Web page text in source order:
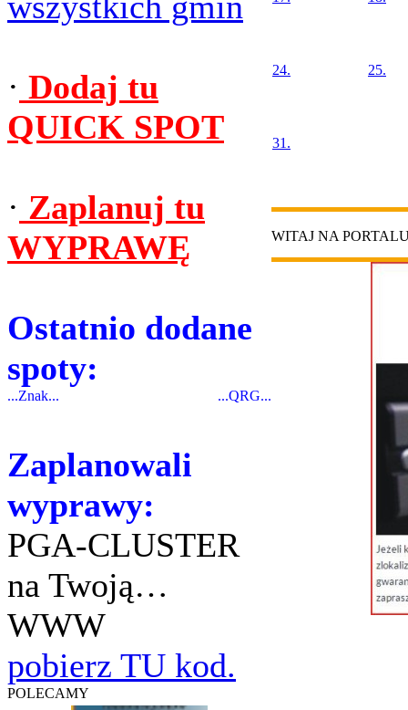
· Dodaj tu
QUICK SPOT
· Zaplanuj tu
WYPRAWĘ
Ostatnio dodane
spoty:
...Znak... ...QRG...
Zaplanowali
wyprawy:
PGA-CLUSTER
na Twoją…
WWW
pobierz TU kod.
POLECAMY
24. 25.
31.
WITAJ NA